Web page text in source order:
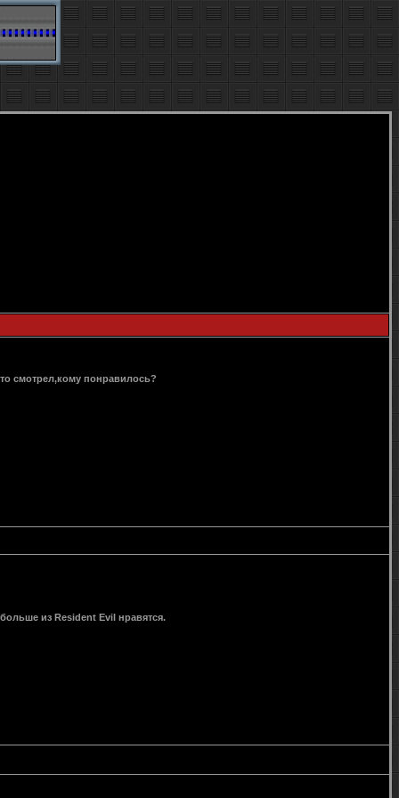
смотрел,кому понравилось?
из Resident Evil нравятся.